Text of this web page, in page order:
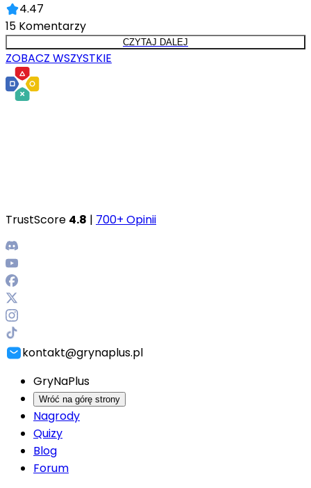
4.47
15 Komentarzy
CZYTAJ DALEJ
ZOBACZ WSZYSTKIE
TrustScore 4.8 | 700+ Opinii
kontakt@grynaplus.pl
GryNaPlus
Wróć na górę strony
Nagrody
Quizy
Blog
Forum